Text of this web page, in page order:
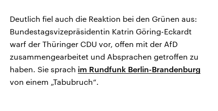
Deutlich fiel auch die Reaktion bei den Grünen aus:
Bundestagsvizepräsidentin Katrin Göring-Eckardt
warf der Thüringer CDU vor, offen mit der AfD
zusammengearbeitet und Absprachen getroffen zu
haben. Sie sprach im Rundfunk Berlin-Brandenburg
von einem „Tabubruch“.